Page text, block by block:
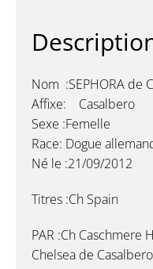
Nom :SEPHORA de
Affixe: Casalbero
Sexe :Femelle
Race: Dogue
Né le :21/09/2012
Titres :Ch Spain
PAR :Ch
Chelsea de Casalbero